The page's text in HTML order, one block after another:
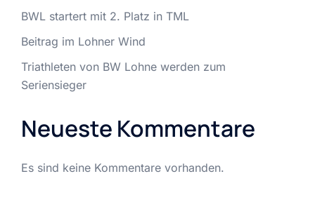
BWL startert mit 2. Platz in TML
Beitrag im Lohner Wind
Triathleten von BW Lohne werden zum
Seriensieger
Neueste Kommentare
Es sind keine Kommentare vorhanden.